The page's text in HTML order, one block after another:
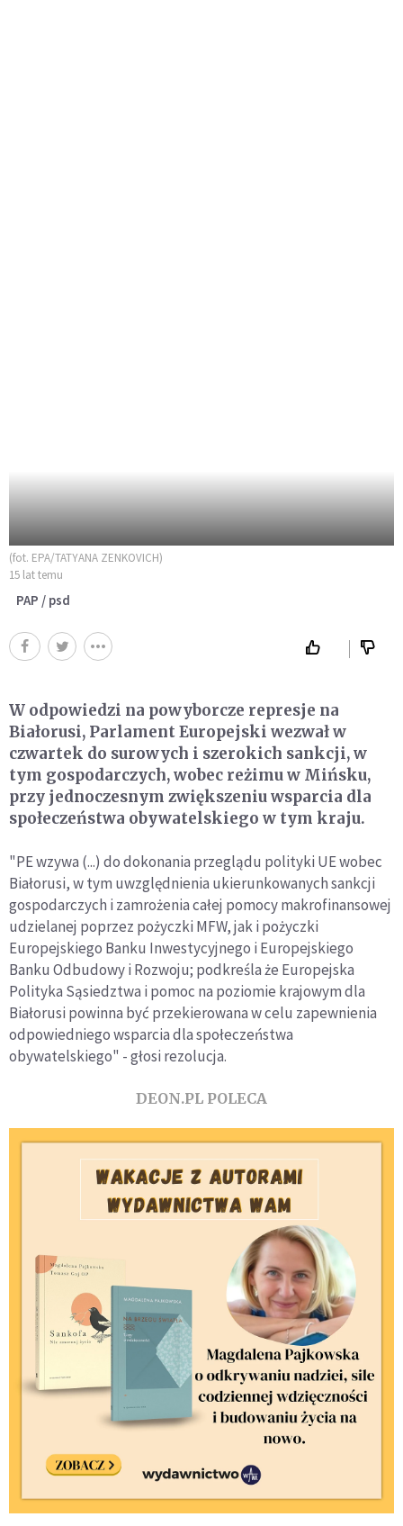
(fot. EPA/TATYANA ZENKOVICH)
15 lat temu
PAP / psd
W odpowiedzi na powyborcze represje na
Białorusi, Parlament Europejski wezwał w
czwartek do surowych i szerokich sankcji, w
tym gospodarczych, wobec reżimu w Mińsku,
przy jednoczesnym zwiększeniu wsparcia dla
społeczeństwa obywatelskiego w tym kraju.
"PE wzywa (...) do dokonania przeglądu polityki UE wobec
Białorusi, w tym uwzględnienia ukierunkowanych sankcji
gospodarczych i zamrożenia całej pomocy makrofinansowej
udzielanej poprzez pożyczki MFW, jak i pożyczki
Europejskiego Banku Inwestycyjnego i Europejskiego
Banku Odbudowy i Rozwoju; podkreśla że Europejska
Polityka Sąsiedztwa i pomoc na poziomie krajowym dla
Białorusi powinna być przekierowana w celu zapewnienia
odpowiedniego wsparcia dla społeczeństwa
obywatelskiego" - głosi rezolucja.
DEON.PL POLECA